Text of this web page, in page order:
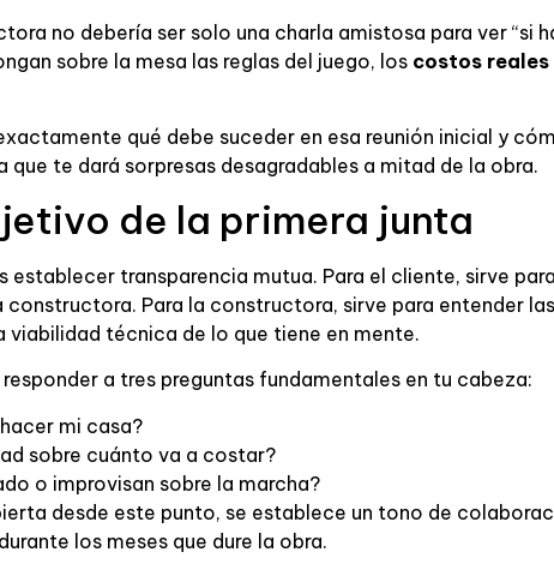
no debería ser solo una charla amistosa para ver “si
sobre la mesa las reglas del juego, los costos
qué debe suceder en esa reunión inicial y
que te dará sorpresas desagradables a mitad de la obra.
de la primera junta
establecer transparencia mutua. Para el cliente, sirve para
constructora. Para la constructora, sirve para entender
viabilidad técnica de lo que tiene en mente.
a tres preguntas fundamentales en tu cabeza:
mi casa?
sobre cuánto va a costar?
o improvisan sobre la marcha?
desde este punto, se establece un tono de
los meses que dure la obra.